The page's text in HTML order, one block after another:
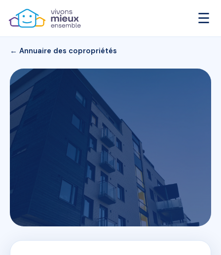
☰
← Annuaire des copropriétés